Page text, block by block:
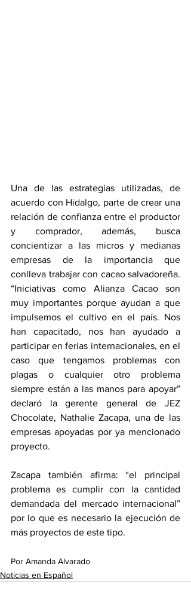
Una de las estrategias utilizadas, de
acuerdo con Hidalgo, parte de crear una
relación de confianza entre el productor
y comprador, además, busca
concientizar a las micros y medianas
empresas de la importancia que
conlleva trabajar con cacao salvadoreña.
“Iniciativas como Alianza Cacao son
muy importantes porque ayudan a que
impulsemos el cultivo en el país. Nos
han capacitado, nos han ayudado a
participar en ferias internacionales, en el
caso que tengamos problemas con
plagas o cualquier otro problema
siempre están a las manos para apoyar”
declaró la gerente general de JEZ
Chocolate, Nathalie Zacapa, una de las
empresas apoyadas por ya mencionado
proyecto.
Zacapa también afirma: “el principal
problema es cumplir con la cantidad
demandada del mercado internacional”
por lo que es necesario la ejecución de
más proyectos de este tipo.
Por Amanda Alvarado
Noticias en Español